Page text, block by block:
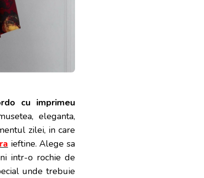
cu imprimeu
eleganta,
zilei, in care
ieftine. Alege sa
intr-o rochie de
unde trebuie